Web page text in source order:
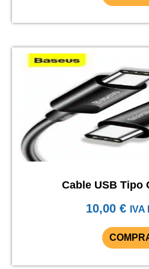
Cable USB Tipo
10,00 €